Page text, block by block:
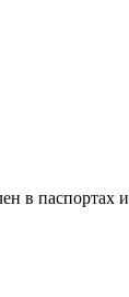
в паспортах